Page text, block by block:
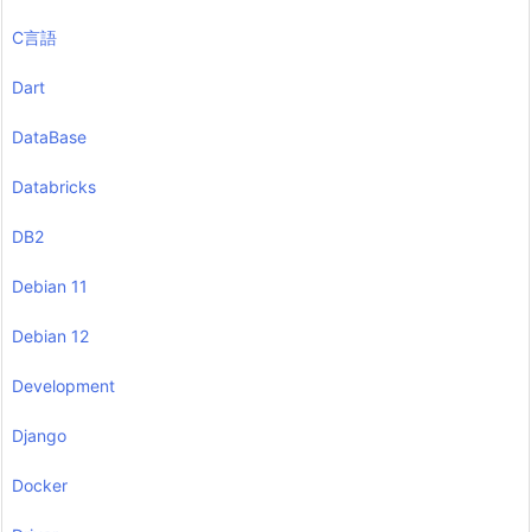
C言語
Dart
DataBase
Databricks
DB2
Debian 11
Debian 12
Development
Django
Docker